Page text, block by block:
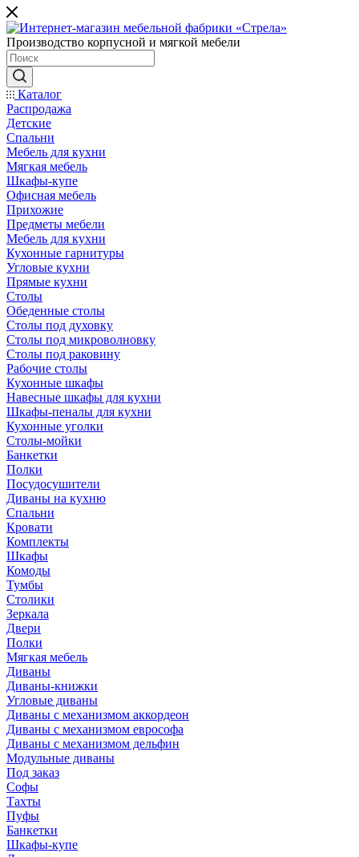
Производство корпусной и мягкой мебели
Каталог
Распродажа
Детские
Спальни
Мебель для кухни
Мягкая мебель
Шкафы-купе
Офисная мебель
Прихожие
Предметы мебели
Мебель для кухни
Кухонные гарнитуры
Угловые кухни
Прямые кухни
Столы
Обеденные столы
Столы под духовку
Столы под микроволновку
Столы под раковину
Рабочие столы
Кухонные шкафы
Навесные шкафы для кухни
Шкафы-пеналы для кухни
Кухонные уголки
Столы-мойки
Банкетки
Полки
Посудосушители
Диваны на кухню
Спальни
Кровати
Комплекты
Шкафы
Комоды
Тумбы
Столики
Зеркала
Двери
Полки
Мягкая мебель
Диваны
Диваны-книжки
Угловые диваны
Диваны с механизмом аккордеон
Диваны с механизмом еврософа
Диваны с механизмом дельфин
Модульные диваны
Под заказ
Софы
Тахты
Пуфы
Банкетки
Шкафы-купе